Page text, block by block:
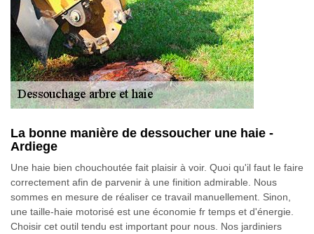
La bonne manière de dessoucher une haie -
Ardiege
Une haie bien chouchoutée fait plaisir à voir. Quoi qu'il faut le faire
correctement afin de parvenir à une finition admirable. Nous
sommes en mesure de réaliser ce travail manuellement. Sinon,
une taille-haie motorisé est une économie fr temps et d'énergie.
Choisir cet outil tendu est important pour nous. Nos jardiniers